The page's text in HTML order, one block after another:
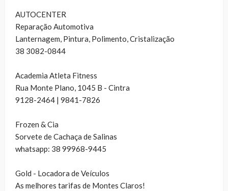
AUTOCENTER
Reparação Automotiva
Lanternagem, Pintura, Polimento, Cristalização
38 3082-0844
Academia Atleta Fitness
Rua Monte Plano, 1045 B - Cintra
9128-2464 | 9841-7826
Frozen & Cia
Sorvete de Cachaça de Salinas
whatsapp: 38 99968-9445
Gold - Locadora de Veículos
As melhores tarifas de Montes Claros!